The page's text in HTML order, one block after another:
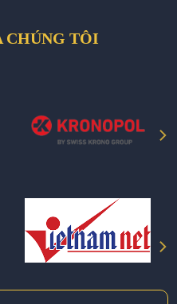
CHÚNG TÔI